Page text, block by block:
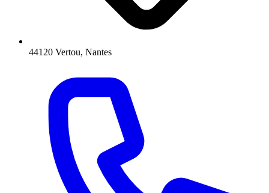
44120 Vertou, Nantes